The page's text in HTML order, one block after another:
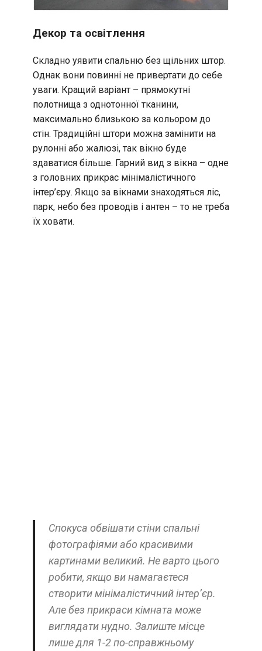
Декор та освітлення
Складно уявити спальню без щільних штор.
Однак вони повинні не привертати до себе
уваги. Кращий варіант – прямокутні
полотнища з однотонної тканини,
максимально близькою за кольором до
стін. Традиційні штори можна замінити на
рулонні або жалюзі, так вікно буде
здаватися більше. Гарний вид з вікна – одне
з головних прикрас мінімалістичного
інтер’єру. Якщо за вікнами знаходяться ліс,
парк, небо без проводів і антен – то не треба
їх ховати.
Спокуса обвішати стіни спальні
фотографіями або красивими
картинами великий. Не варто цього
робити, якщо ви намагаєтеся
створити мінімалістичний інтер’єр.
Але без прикраси кімната може
виглядати нудно. Залиште місце
лише для 1-2 по-справжньому